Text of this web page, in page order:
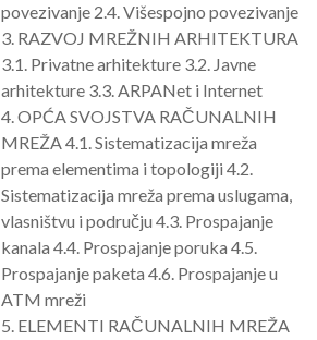
povezivanje 2.4. Višespojno povezivanje
3. RAZVOJ MREŽNIH ARHITEKTURA
3.1. Privatne arhitekture 3.2. Javne
arhitekture 3.3. ARPANet i Internet
4. OPĆA SVOJSTVA RAČUNALNIH
MREŽA 4.1. Sistematizacija mreža
prema elementima i topologiji 4.2.
Sistematizacija mreža prema uslugama,
vlasništvu i području 4.3. Prospajanje
kanala 4.4. Prospajanje poruka 4.5.
Prospajanje paketa 4.6. Prospajanje u
ATM mreži
5. ELEMENTI RAČUNALNIH MREŽA